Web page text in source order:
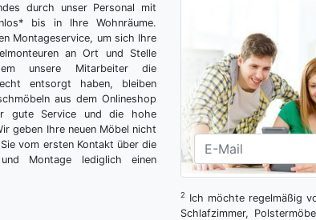
durch unser Personal mit
bis in Ihre Wohnräume.
Montageservice, um sich Ihre
an Ort und Stelle
unsere Mitarbeiter die
entsorgt haben, bleiben
aus dem Onlineshop
gute Service und die hohe
geben Ihre neuen Möbel nicht
vom ersten Kontakt über die
Montage lediglich einen
2
Ich möchte regelmäßig
Schlafzimmer,